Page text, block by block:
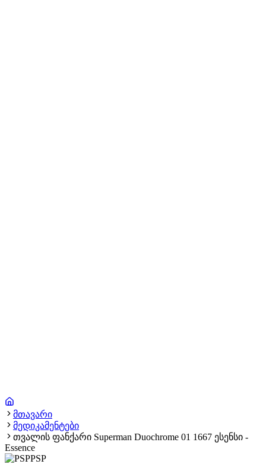
მთავარი
მედიკამენტები
თვალის ფანქარი Superman Duochrome 01 1667 ესენსი -
Essence
PSP